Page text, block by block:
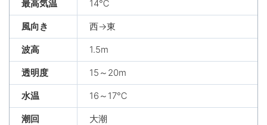
最高気温 14℃
風向き 西→東
波高 1.5m
透明度 15～20m
水温 16～17℃
潮回 大潮